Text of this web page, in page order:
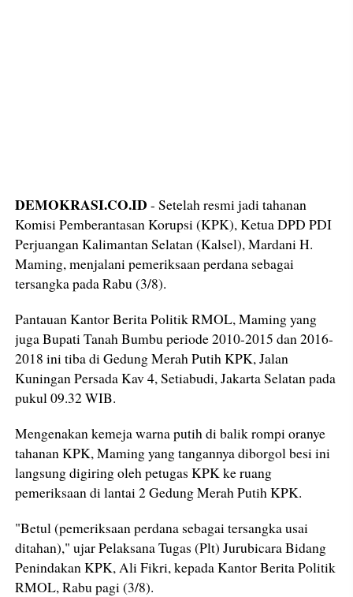
DEMOKRASI.CO.ID- Setelah resmi jadi tahanan
Komisi Pemberantasan Korupsi (KPK), Ketua DPD PDI
Perjuangan Kalimantan Selatan (Kalsel), Mardani H.
Maming, menjalani pemeriksaan perdana sebagai
tersangka pada Rabu (3/8).
Pantauan Kantor Berita Politik RMOL, Maming yang
juga Bupati Tanah Bumbu periode 2010-2015 dan 2016-
2018 ini tiba di Gedung Merah Putih KPK, Jalan
Kuningan Persada Kav 4, Setiabudi, Jakarta Selatan pada
pukul 09.32 WIB.
Mengenakan kemeja warna putih di balik rompi oranye
tahanan KPK, Maming yang tangannya diborgol besi ini
langsung digiring oleh petugas KPK ke ruang
pemeriksaan di lantai 2 Gedung Merah Putih KPK.
"Betul (pemeriksaan perdana sebagai tersangka usai
ditahan)," ujar Pelaksana Tugas (Plt) Jurubicara Bidang
Penindakan KPK, Ali Fikri, kepada Kantor Berita Politik
RMOL, Rabu pagi (3/8).